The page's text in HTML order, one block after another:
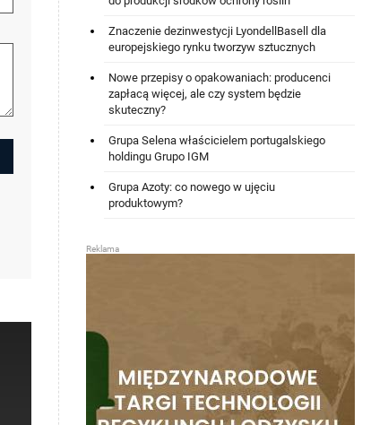
Znaczenie dezinwestycji LyondellBasell dla
europejskiego rynku tworzyw sztucznych
Nowe przepisy o opakowaniach: producenci
zapłacą więcej, ale czy system będzie
skuteczny?
Grupa Selena właścicielem portugalskiego
holdingu Grupo IGM
Grupa Azoty: co nowego w ujęciu
produktowym?